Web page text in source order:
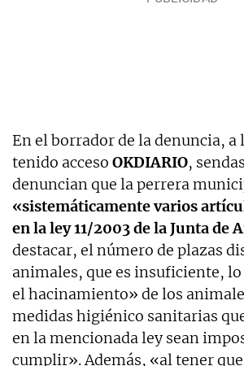
En el borrador de la denuncia, a
tenido acceso OKDIARIO,
denuncian que la perrera
«sistemáticamente varios
en la ley 11/2003 de la Junta de
destacar, el número de plazas
animales, que es insuficiente,
el hacinamiento» de los
medidas higiénico sanitarias
en la mencionada ley sean
cumplir». Además, «al tener